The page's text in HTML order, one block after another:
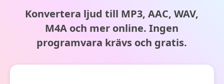
Konvertera ljud till MP3, AAC, WAV,
M4A och mer online. Ingen
programvara krävs och gratis.